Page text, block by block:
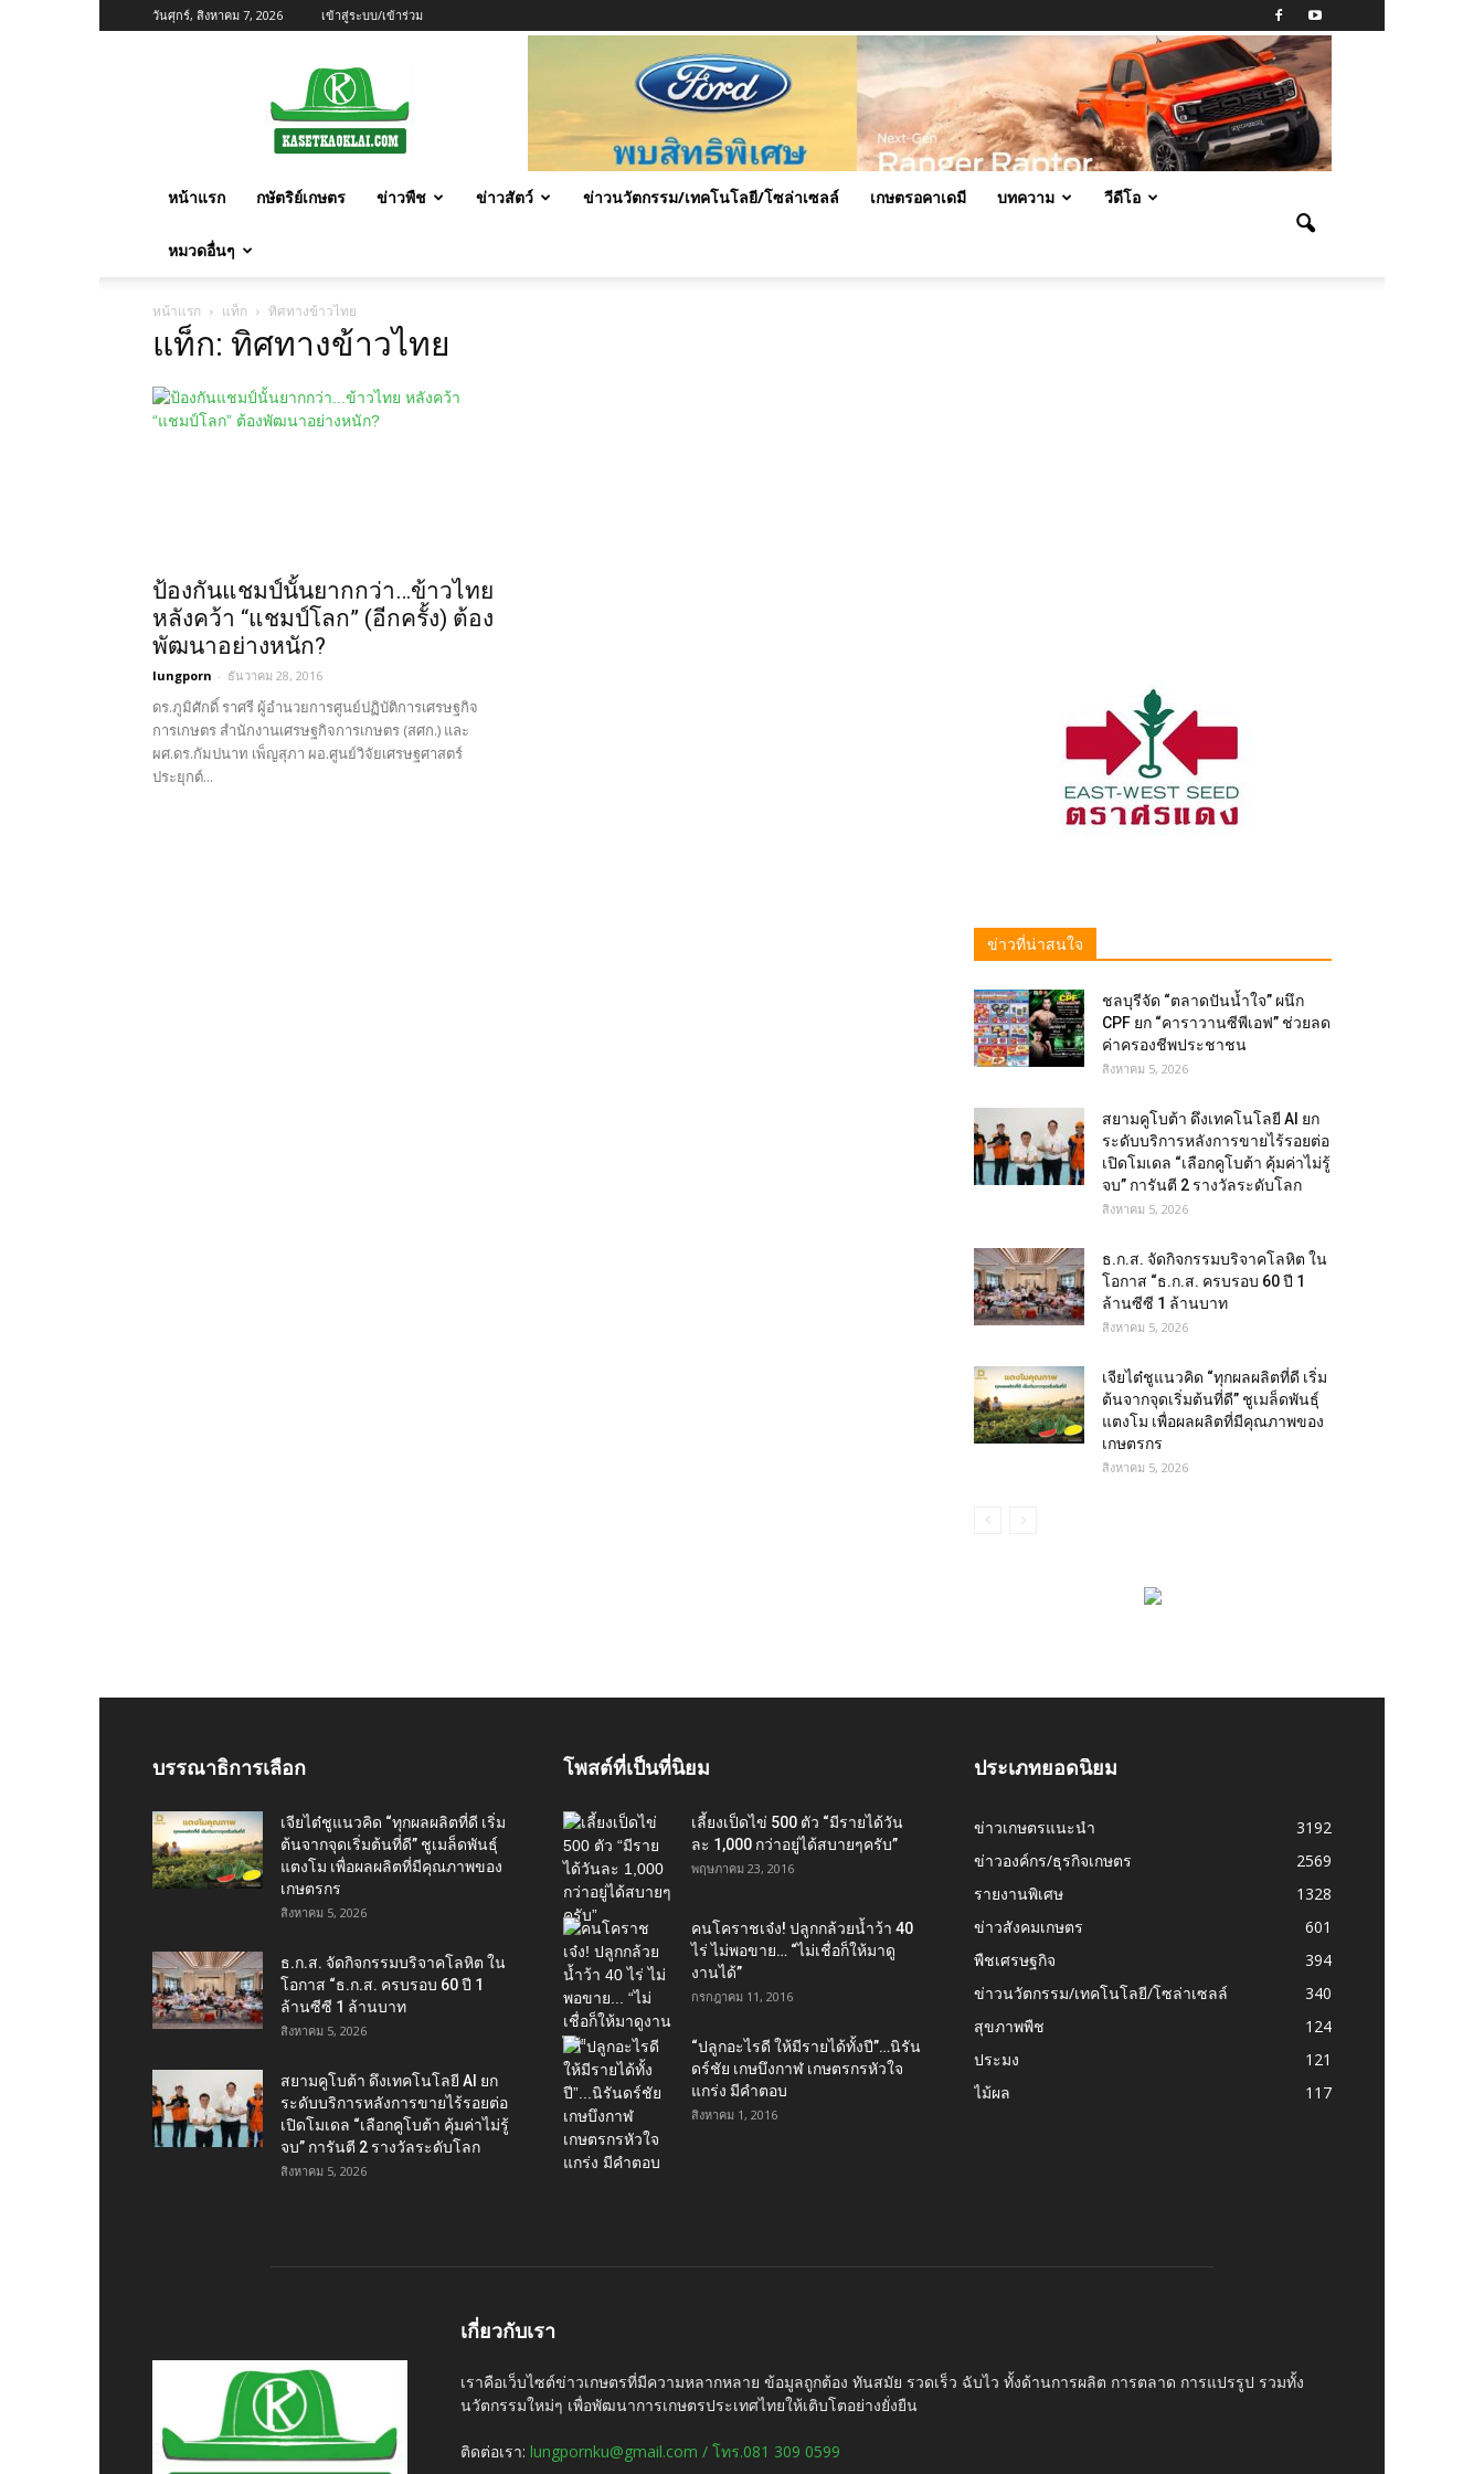
วันศุกร์, สิงหาคม 7, 2026 เข้าสู่ระบบ/เข้าร่วม
หน้าแรก กษัตริย์เกษตร ข่าวพืช ข่าวสัตว์ ข่าวนวัตกรรม/เทคโนโลยี/โซล่าเซลล์ เกษตรอคาเดมี บทความ วีดีโอ
หมวดอื่นๆ
หน้าแรก แท็ก ทิศทางข้าวไทย
แท็ก: ทิศทางข้าวไทย
ป้องกันแชมป์นั้นยากกว่า…ข้าวไทย
หลังคว้า “แชมป์โลก” (อีกครั้ง) ต้อง
พัฒนาอย่างหนัก?
lungporn - ธันวาคม 28, 2016
ดร.ภูมิศักดิ์ ราศรี ผู้อำนวยการศูนย์ปฏิบัติการเศรษฐกิจ
การเกษตร สำนักงานเศรษฐกิจการเกษตร (สศก.) และ
ผศ.ดร.กัมปนาท เพ็ญสุภา ผอ.ศูนย์วิจัยเศรษฐศาสตร์
ประยุกต์...
ข่าวที่น่าสนใจ
ชลบุรีจัด “ตลาดปันน้ำใจ” ผนึก
CPF ยก “คาราวานซีพีเอฟ” ช่วยลด
ค่าครองชีพประชาชน
สิงหาคม 5, 2026
สยามคูโบต้า ดึงเทคโนโลยี AI ยก
ระดับบริการหลังการขายไร้รอยต่อ
เปิดโมเดล “เลือกคูโบต้า คุ้มค่าไม่รู้
จบ” การันตี 2 รางวัลระดับโลก
สิงหาคม 5, 2026
ธ.ก.ส. จัดกิจกรรมบริจาคโลหิต ใน
โอกาส “ธ.ก.ส. ครบรอบ 60 ปี 1
ล้านซีซี 1 ล้านบาท
สิงหาคม 5, 2026
เจียไต๋ชูแนวคิด “ทุกผลผลิตที่ดี เริ่ม
ต้นจากจุดเริ่มต้นที่ดี” ชูเมล็ดพันธุ์
แตงโม เพื่อผลผลิตที่มีคุณภาพของ
เกษตรกร
สิงหาคม 5, 2026
บรรณาธิการเลือก
เจียไต๋ชูแนวคิด “ทุกผลผลิตที่ดี เริ่ม
ต้นจากจุดเริ่มต้นที่ดี” ชูเมล็ดพันธุ์
แตงโม เพื่อผลผลิตที่มีคุณภาพของ
เกษตรกร
สิงหาคม 5, 2026
ธ.ก.ส. จัดกิจกรรมบริจาคโลหิต ใน
โอกาส “ธ.ก.ส. ครบรอบ 60 ปี 1
ล้านซีซี 1 ล้านบาท
สิงหาคม 5, 2026
สยามคูโบต้า ดึงเทคโนโลยี AI ยก
ระดับบริการหลังการขายไร้รอยต่อ
เปิดโมเดล “เลือกคูโบต้า คุ้มค่าไม่รู้
จบ” การันตี 2 รางวัลระดับโลก
สิงหาคม 5, 2026
โพสต์ที่เป็นที่นิยม
เลี้ยงเป็ดไข่ 500 ตัว “มีรายได้วัน
ละ 1,000 กว่าอยู่ได้สบายๆครับ”
พฤษภาคม 23, 2016
คนโคราชเจ๋ง! ปลูกกล้วยน้ำว้า 40
ไร่ ไม่พอขาย… “ไม่เชื่อก็ให้มาดู
งานได้”‬
กรกฎาคม 11, 2016
“ปลูกอะไรดี ให้มีรายได้ทั้งปี”…นิรัน
ดร์ชัย เกษบึงกาฬ เกษตรกรหัวใจ
แกร่ง มีคำตอบ
สิงหาคม 1, 2016
ประเภทยอดนิยม
ข่าวเกษตรแนะนำ
3192
ข่าวองค์กร/ธุรกิจเกษตร
2569
รายงานพิเศษ
1328
ข่าวสังคมเกษตร
601
พืชเศรษฐกิจ
394
ข่าวนวัตกรรม/เทคโนโลยี/โซล่าเซลล์
340
สุขภาพพืช
124
ประมง
121
ไม้ผล
117
เกี่ยวกับเรา
เราคือเว็บไซต์ข่าวเกษตรที่มีความหลากหลาย ข้อมูลถูกต้อง ทันสมัย รวดเร็ว ฉับไว ทั้งด้านการผลิต การตลาด การแปรรูป รวมทั้ง
นวัตกรรมใหม่ๆ เพื่อพัฒนาการเกษตรประเทศไทยให้เติบโตอย่างยั่งยืน
ติดต่อเรา: lungpornku@gmail.com / โทร.081 309 0599